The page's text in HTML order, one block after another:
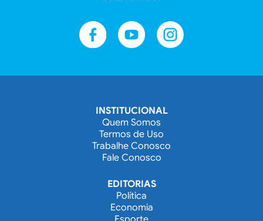
INSTITUCIONAL
Quem Somos
Termos de Uso
Trabalhe Conosco
Fale Conosco
EDITORIAS
Política
Economia